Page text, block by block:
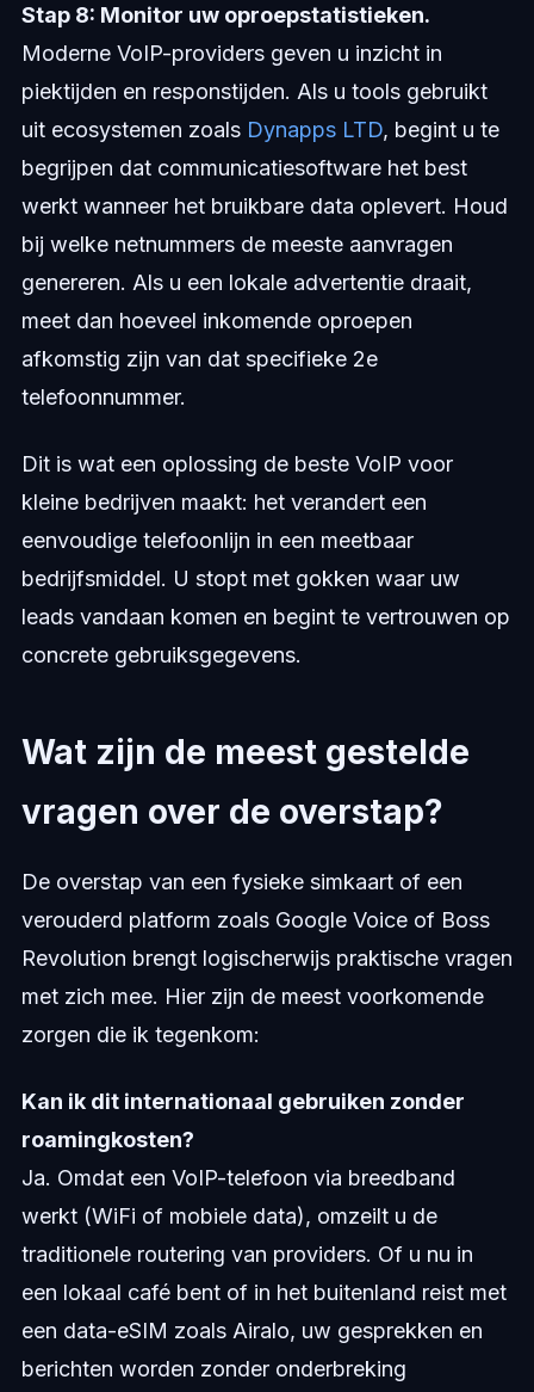
Stap 8: Monitor uw oproepstatistieken.
Moderne VoIP-providers geven u inzicht in
piektijden en responstijden. Als u tools gebruikt
uit ecosystemen zoals Dynapps LTD, begint u te
begrijpen dat communicatiesoftware het best
werkt wanneer het bruikbare data oplevert. Houd
bij welke netnummers de meeste aanvragen
genereren. Als u een lokale advertentie draait,
meet dan hoeveel inkomende oproepen
afkomstig zijn van dat specifieke 2e
telefoonnummer.
Dit is wat een oplossing de beste VoIP voor
kleine bedrijven maakt: het verandert een
eenvoudige telefoonlijn in een meetbaar
bedrijfsmiddel. U stopt met gokken waar uw
leads vandaan komen en begint te vertrouwen op
concrete gebruiksgegevens.
Wat zijn de meest gestelde
vragen over de overstap?
De overstap van een fysieke simkaart of een
verouderd platform zoals Google Voice of Boss
Revolution brengt logischerwijs praktische vragen
met zich mee. Hier zijn de meest voorkomende
zorgen die ik tegenkom:
Kan ik dit internationaal gebruiken zonder
roamingkosten?
Ja. Omdat een VoIP-telefoon via breedband
werkt (WiFi of mobiele data), omzeilt u de
traditionele routering van providers. Of u nu in
een lokaal café bent of in het buitenland reist met
een data-eSIM zoals Airalo, uw gesprekken en
berichten worden zonder onderbreking